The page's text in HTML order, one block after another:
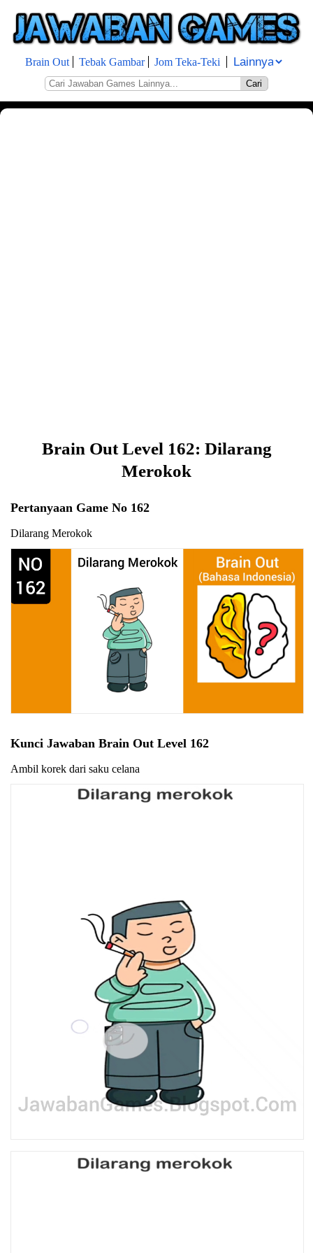
Brain Out Tebak Gambar Jom Teka-Teki
Cari
Brain Out Level 162: Dilarang
Merokok
Pertanyaan Game No 162
Dilarang Merokok
Kunci Jawaban Brain Out Level 162
Ambil korek dari saku celana